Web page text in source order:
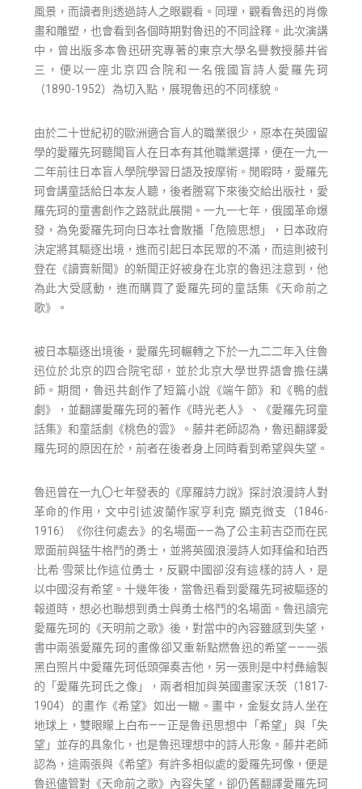
風景，而讀者則透過詩人之眼觀看。同理，觀看魯迅的肖像
畫和雕塑，也會看到各個時期對魯迅的不同詮釋。此次演講
中，曾出版多本魯迅研究專著的東京大學名譽教授藤井省
三，便以一座北京四合院和一名俄國盲詩人愛羅先珂
（1890-1952）為切入點，展現魯迅的不同樣貌。
由於二十世紀初的歐洲適合盲人的職業很少，原本在英國留
學的愛羅先珂聽聞盲人在日本有其他職業選擇，便在一九一
二年前往日本盲人學院學習日語及按摩術。閒暇時，愛羅先
珂會講童話給日本友人聽，後者謄寫下來後交給出版社，愛
羅先珂的童書創作之路就此展開。一九一七年，俄國革命爆
發，為免愛羅先珂向日本社會散播「危險思想」，日本政府
決定將其驅逐出境，進而引起日本民眾的不滿，而這則被刊
登在《讀賣新聞》的新聞正好被身在北京的魯迅注意到，他
為此大受感動，進而購買了愛羅先珂的童話集《天命前之
歌》。
被日本驅逐出境後，愛羅先珂輾轉之下於一九二二年入住魯
迅位於北京的四合院宅邸，並於北京大學世界語會擔任講
師。期間，魯迅共創作了短篇小說《端午節》和《鴨的戲
劇》，並翻譯愛羅先珂的著作《時光老人》、《愛羅先珂童
話集》和童話劇《桃色的雲》。藤井老師認為，魯迅翻譯愛
羅先珂的原因在於，前者在後者身上同時看到希望與失望。
魯迅曾在一九〇七年發表的《摩羅詩力說》探討浪漫詩人對
革命的作用，文中引述波蘭作家亨利克·顯克微支（1846-
1916）《你往何處去》的名場面——為了公主莉吉亞而在民
眾面前與猛牛格鬥的勇士，並將英國浪漫詩人如拜倫和珀西
·比希·雪萊比作這位勇士，反觀中國卻沒有這樣的詩人，是
以中國沒有希望。十幾年後，當魯迅看到愛羅先珂被驅逐的
報道時，想必也聯想到勇士與勇士格鬥的名場面。魯迅讀完
愛羅先珂的《天明前之歌》後，對當中的內容雖感到失望，
書中兩張愛羅先珂的畫像卻又重新點燃魯迅的希望——一張
黑白照片中愛羅先珂低頭彈奏吉他，另一張則是中村彝繪製
的「愛羅先珂氏之像」，兩者相加與英國畫家沃茨（1817-
1904）的畫作《希望》如出一轍。畫中，金髮女詩人坐在
地球上，雙眼矇上白布——正是魯迅思想中「希望」與「失
望」並存的具象化，也是魯迅理想中的詩人形象。藤井老師
認為，這兩張與《希望》有許多相似處的愛羅先珂像，便是
魯迅儘管對《天命前之歌》內容失望，卻仍舊翻譯愛羅先珂